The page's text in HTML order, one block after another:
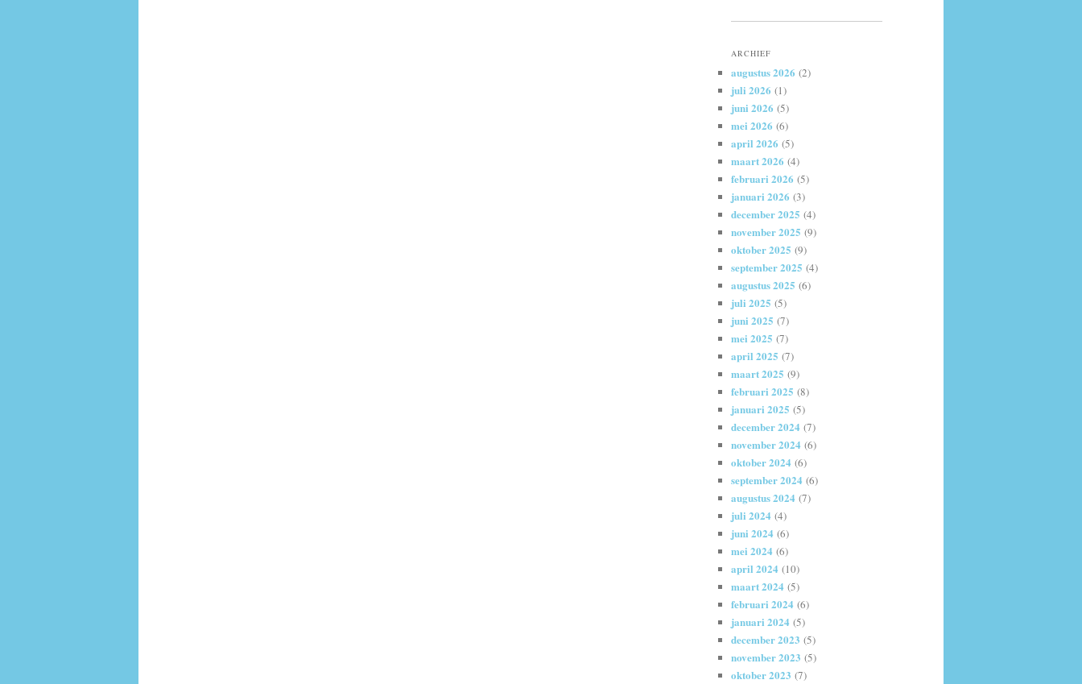
ARCHIEF
augustus 2026 (2)
juli 2026 (1)
juni 2026 (5)
mei 2026 (6)
april 2026 (5)
maart 2026 (4)
februari 2026 (5)
januari 2026 (3)
december 2025 (4)
november 2025 (9)
oktober 2025 (9)
september 2025 (4)
augustus 2025 (6)
juli 2025 (5)
juni 2025 (7)
mei 2025 (7)
april 2025 (7)
maart 2025 (9)
februari 2025 (8)
januari 2025 (5)
december 2024 (7)
november 2024 (6)
oktober 2024 (6)
september 2024 (6)
augustus 2024 (7)
juli 2024 (4)
juni 2024 (6)
mei 2024 (6)
april 2024 (10)
maart 2024 (5)
februari 2024 (6)
januari 2024 (5)
december 2023 (5)
november 2023 (5)
oktober 2023 (7)